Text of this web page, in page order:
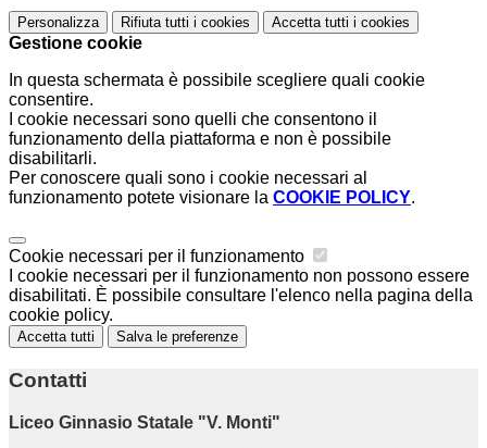
Personalizza Rifiuta tutti i cookies Accetta tutti i cookies
Gestione cookie
In questa schermata è possibile scegliere quali cookie
consentire.
I cookie necessari sono quelli che consentono il
funzionamento della piattaforma e non è possibile
disabilitarli.
Per conoscere quali sono i cookie necessari al
funzionamento potete visionare la COOKIE POLICY.
Cookie necessari per il funzionamento
I cookie necessari per il funzionamento non possono essere
disabilitati. È possibile consultare l'elenco nella pagina della
cookie policy.
Accetta tutti Salva le preferenze
Contatti
Liceo Ginnasio Statale "V. Monti"